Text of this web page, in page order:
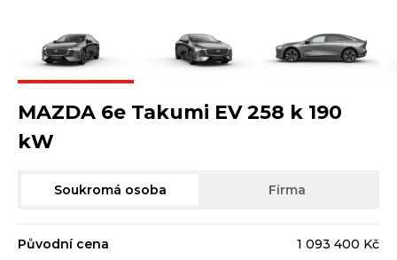
MAZDA 6e Takumi EV 258 k 190
kW
Soukromá osoba Firma
Původní cena
1 093 400 Kč